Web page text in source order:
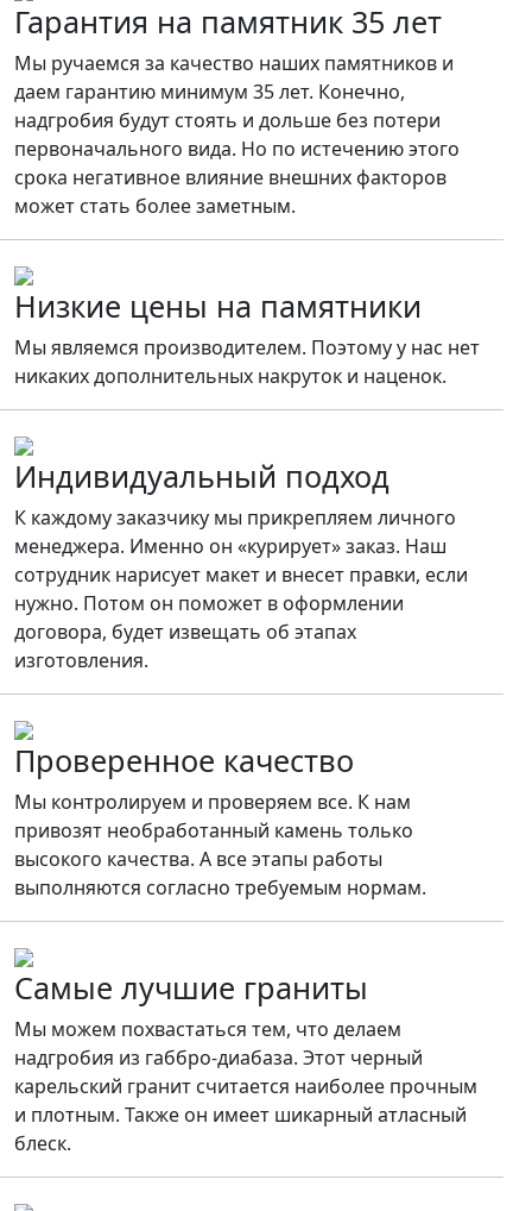
Гарантия на памятник 35 лет
Мы ручаемся за качество наших памятников и
даем гарантию минимум 35 лет. Конечно,
надгробия будут стоять и дольше без потери
первоначального вида. Но по истечению этого
срока негативное влияние внешних факторов
может стать более заметным.
Низкие цены на памятники
Мы являемся производителем. Поэтому у нас нет
никаких дополнительных накруток и наценок.
Индивидуальный подход
К каждому заказчику мы прикрепляем личного
менеджера. Именно он «курирует» заказ. Наш
сотрудник нарисует макет и внесет правки, если
нужно. Потом он поможет в оформлении
договора, будет извещать об этапах
изготовления.
Проверенное качество
Мы контролируем и проверяем все. К нам
привозят необработанный камень только
высокого качества. А все этапы работы
выполняются согласно требуемым нормам.
Самые лучшие граниты
Мы можем похвастаться тем, что делаем
надгробия из габбро-диабаза. Этот черный
карельский гранит считается наиболее прочным
и плотным. Также он имеет шикарный атласный
блеск.